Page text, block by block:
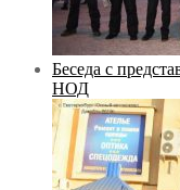
Беседа с
НОД